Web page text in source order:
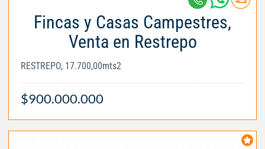
Fincas y Casas Campestres,
Venta en Restrepo
RESTREPO, 17.700,00mts2
$900.000.000